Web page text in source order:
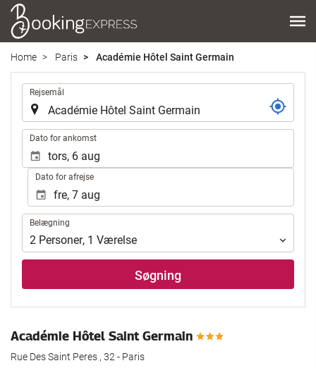
Home Paris Académie Hôtel Saint Germain
Rejsemål
Dato for ankomst
Dato for afrejse
Belægning
Belægning
2 Personer, 1 Værelse
Søgning
Académie Hôtel Saint Germain
Rue Des Saint Peres , 32 - Paris